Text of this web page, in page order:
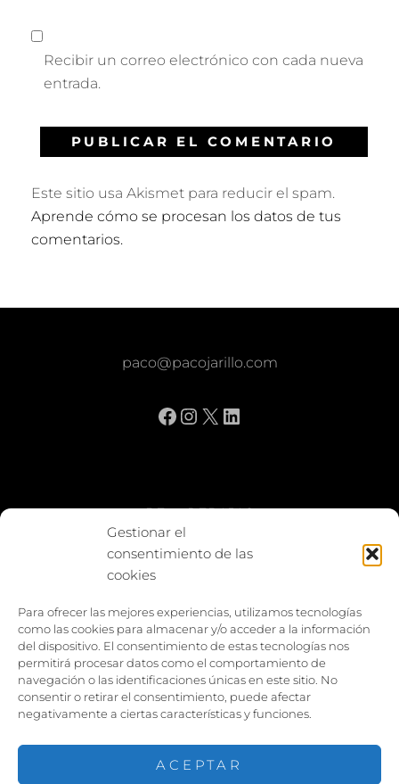
Gestionar el
consentimiento de las
cookies
Para ofrecer las mejores experiencias, utilizamos tecnologías
como las cookies para almacenar y/o acceder a la información
del dispositivo. El consentimiento de estas tecnologías nos
permitirá procesar datos como el comportamiento de
navegación o las identificaciones únicas en este sitio. No
consentir o retirar el consentimiento, puede afectar
negativamente a ciertas características y funciones.
ACEPTAR
Recibir un correo electrónico con cada nueva
entrada.
Este sitio usa Akismet para reducir el spam.
Aprende cómo se procesan los datos de tus
comentarios.
paco@pacojarillo.com
Facebook
Instagram
X LinkedIn
BE vs REBAJAS
Entes
Capturar y compartir
Vía larga